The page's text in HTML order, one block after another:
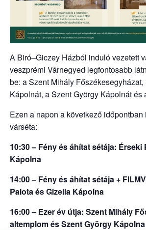
A Biró–Giczey Házból induló vezetett
veszprémi Várnegyed legfontosabb
be: a Szent Mihály
Kápolnát, a Szent György Kápolnát és
Ezen a napon a következő időpontban
várséta:
10:30 – Fény és áhítat sétája: Érseki
Kápolna
14:00 – Fény és áhítat sétája +
Palota és Gizella Kápolna
16:00 – Ezer év útja: Szent Mihály
altemplom és Szent György Kápolna